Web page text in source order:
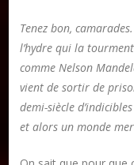
Tenez bon,
l’hydre qui la
comme Nelson
vient de sortir de
demi-siècle
et alors un monde